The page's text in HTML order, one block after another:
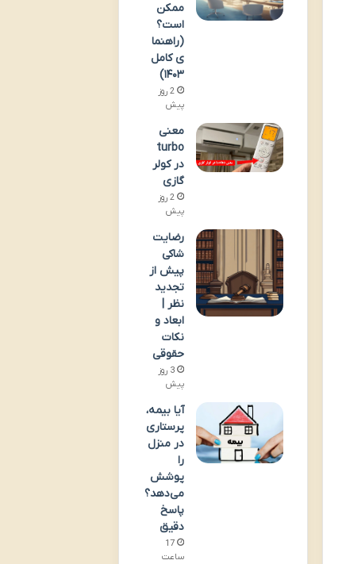
ممکن
است؟
(راهنما
ی کامل
۱۴۰۳)
2 روز
پیش
معنی
turbo
در کولر
گازی
2 روز
پیش
رضایت
شاکی
پیش از
تجدید
نظر |
ابعاد و
نکات
حقوقی
3 روز
پیش
آیا بیمه،
پرستاری
در منزل
را
پوشش
می‌دهد؟
پاسخ
دقیق
17
ساعت